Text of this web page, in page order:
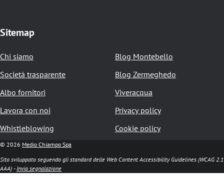
i
p
a
n
e
Sitemap
Chi siamo
Società trasparente
Albo fornitori
Lavora con noi
Whistleblowing
Blog Montebello
Blog Zermeghedo
Viveracqua
Privacy policy
Cookie policy
© 2026 Medio Chiampo Spa
Sito sviluppato seguendo gli standard delle Web Content Accessibility Guidelines (WCAG 2.1
AAA) - Invia segnalazione